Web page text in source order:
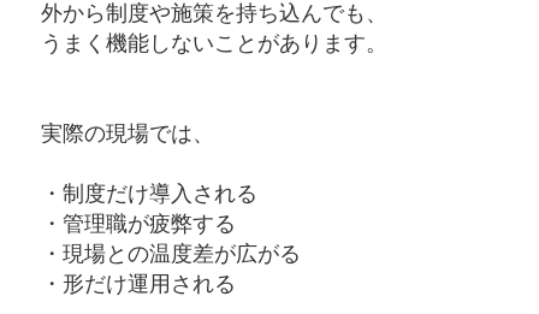
外から制度や施策を持ち込んでも、
うまく機能しないことがあります。
実際の現場では、
・制度だけ導入される
・管理職が疲弊する
・現場との温度差が広がる
・形だけ運用される